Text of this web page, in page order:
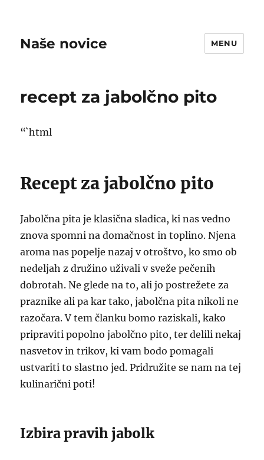
Naše novice MENU
recept za jabolčno pito
“`html
Recept za jabolčno pito
Jabolčna pita je klasična sladica, ki nas vedno
znova spomni na domačnost in toplino. Njena
aroma nas popelje nazaj v otroštvo, ko smo ob
nedeljah z družino uživali v sveže pečenih
dobrotah. Ne glede na to, ali jo postrežete za
praznike ali pa kar tako, jabolčna pita nikoli ne
razočara. V tem članku bomo raziskali, kako
pripraviti popolno jabolčno pito, ter delili nekaj
nasvetov in trikov, ki vam bodo pomagali
ustvariti to slastno jed. Pridružite se nam na tej
kulinarični poti!
Izbira pravih jabolk